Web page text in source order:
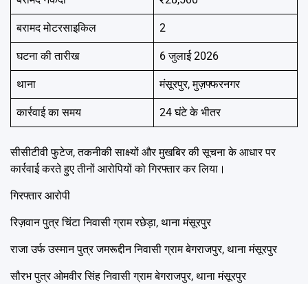
बरामद मोटरसाइकिल 2
घटना की तारीख 6 जुलाई 2026
थाना मंसूरपुर, मुज़फ्फरनगर
कार्रवाई का समय 24 घंटे के भीतर
सीसीटीवी फुटेज, तकनीकी साक्ष्यों और मुखबिर की सूचना के आधार पर
कार्रवाई करते हुए तीनों आरोपियों को गिरफ्तार कर लिया।
गिरफ्तार आरोपी
रिज़वान पुत्र चिंटा निवासी ग्राम रछेड़ा, थाना मंसूरपुर
राजा उर्फ उस्मान पुत्र जमरूद्दीन निवासी ग्राम बेगराजपुर, थाना मंसूरपुर
सौरभ पुत्र ओमवीर सिंह निवासी ग्राम बेगराजपुर, थाना मंसूरपुर